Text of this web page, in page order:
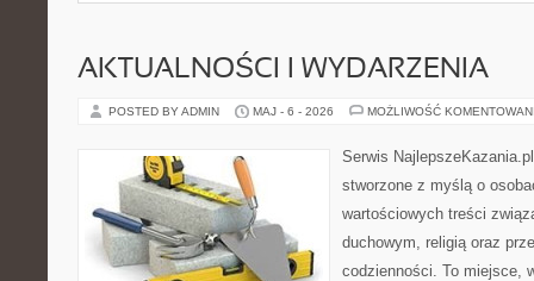
AKTUALNOŚCI I WYDARZENIA
POSTED BY ADMIN MAJ - 6 - 2026 MOŻLIWOŚĆ
Serwis
stworzone z myślą o
wartościowych treści
duchowym, religią oraz
codzienności. To miejsce,